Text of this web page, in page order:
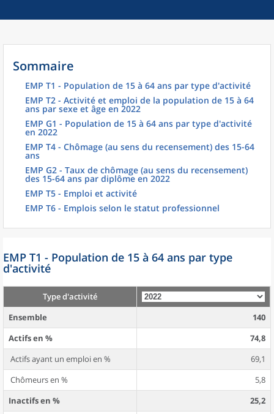
Sommaire
EMP T1 - Population de 15 à 64 ans par type d'activité
EMP T2 - Activité et emploi de la population de 15 à 64
ans par sexe et âge en 2022
EMP G1 - Population de 15 à 64 ans par type d'activité
en 2022
EMP T4 - Chômage (au sens du recensement) des 15-64
ans
EMP G2 - Taux de chômage (au sens du recensement)
des 15-64 ans par diplôme en 2022
EMP T5 - Emploi et activité
EMP T6 - Emplois selon le statut professionnel
EMP T1 - Population de 15 à 64 ans par type
d'activité
Type d'activité
Ensemble
140
Actifs en %
74,8
Actifs ayant un emploi en %
69,1
Chômeurs en %
5,8
Inactifs en %
25,2